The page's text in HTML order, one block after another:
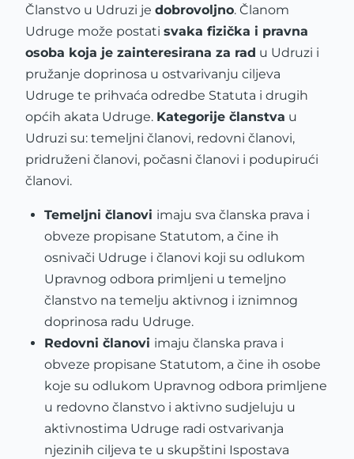
Članstvo u Udruzi je dobrovoljno. Članom
Udruge može postati svaka fizička i pravna
osoba koja je zainteresirana za rad u Udruzi i
pružanje doprinosa u ostvarivanju ciljeva
Udruge te prihvaća odredbe Statuta i drugih
općih akata Udruge. Kategorije članstva u
Udruzi su: temeljni članovi, redovni članovi,
pridruženi članovi, počasni članovi i podupirući
članovi.
Temeljni članovi imaju sva članska prava i
obveze propisane Statutom, a čine ih
osnivači Udruge i članovi koji su odlukom
Upravnog odbora primljeni u temeljno
članstvo na temelju aktivnog i iznimnog
doprinosa radu Udruge.
Redovni članovi imaju članska prava i
obveze propisane Statutom, a čine ih osobe
koje su odlukom Upravnog odbora primljene
u redovno članstvo i aktivno sudjeluju u
aktivnostima Udruge radi ostvarivanja
njezinih ciljeva te u skupštini Ispostava